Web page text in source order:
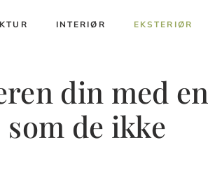
INTERIØR EKSTERIØR
din med en
de ikke